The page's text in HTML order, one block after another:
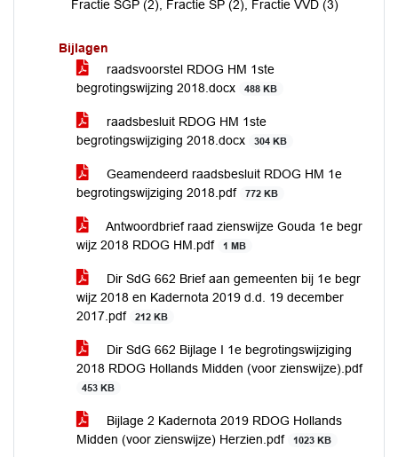
Fractie SGP (2), Fractie SP (2), Fractie VVD (3)
Bijlagen
raadsvoorstel RDOG HM 1ste
begrotingswijzing 2018.docx
488 KB
raadsbesluit RDOG HM 1ste
begrotingswijziging 2018.docx
304 KB
Geamendeerd raadsbesluit RDOG HM 1e
begrotingswijziging 2018.pdf
772 KB
Antwoordbrief raad zienswijze Gouda 1e begr
wijz 2018 RDOG HM.pdf
1 MB
Dir SdG 662 Brief aan gemeenten bij 1e begr
wijz 2018 en Kadernota 2019 d.d. 19 december
2017.pdf
212 KB
Dir SdG 662 Bijlage I 1e begrotingswijziging
2018 RDOG Hollands Midden (voor zienswijze).pdf
453 KB
Bijlage 2 Kadernota 2019 RDOG Hollands
Midden (voor zienswijze) Herzien.pdf
1023 KB